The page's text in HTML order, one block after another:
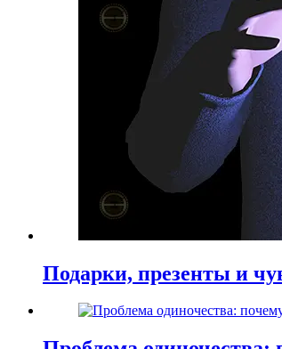
Подарки, презенты и